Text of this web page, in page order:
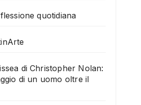
quotidiana
di Christopher Nolan:
di un uomo oltre il